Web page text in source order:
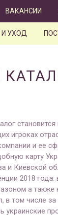
ВАКАНСИИ
УХОД
становится
игроках
и ее
карту
и Киевской
2018
а
в том числе
украинские